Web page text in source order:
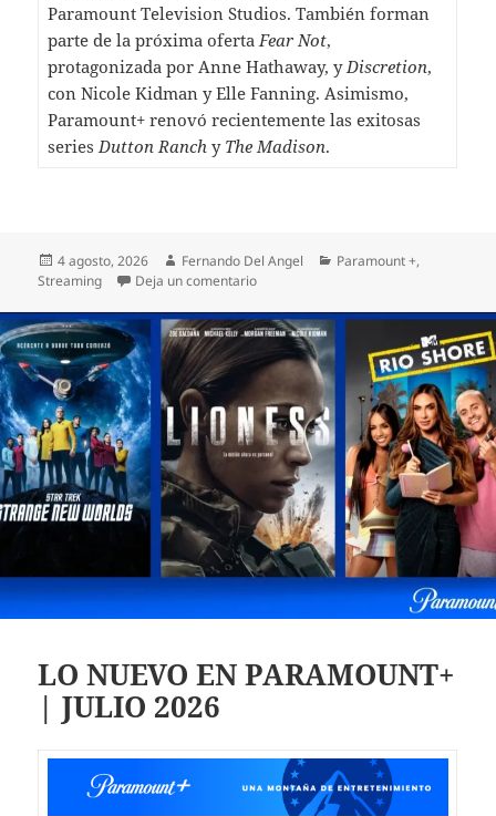
Paramount Television Studios. También forman
parte de la próxima oferta Fear Not,
protagonizada por Anne Hathaway, y Discretion,
con Nicole Kidman y Elle Fanning. Asimismo,
Paramount+ renovó recientemente las exitosas
series Dutton Ranch y The Madison.
Publicado
el
4 agosto, 2026 Autor
Fernando Del Angel Categorías
Paramount +,
Streaming
Deja un comentarioen VIOLA DAVIS PROTAGONIZARÁ Y
LO NUEVO EN PARAMOUNT+
| JULIO 2026